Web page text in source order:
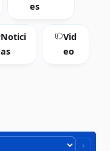
es
Notici
as
Vid
eo
›